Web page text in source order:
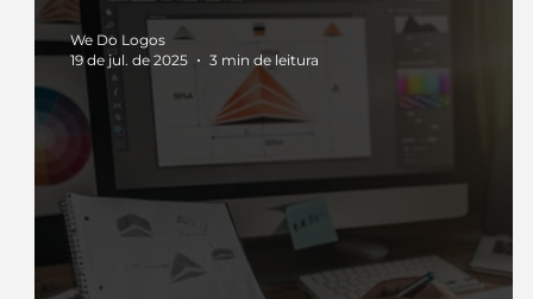
We Do Logos
19 de jul. de 2025
3 min de leitura